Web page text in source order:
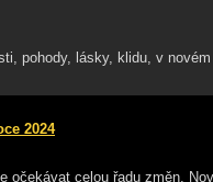
pohody, lásky, klidu, v
2024
očekávat celou řadu změn.